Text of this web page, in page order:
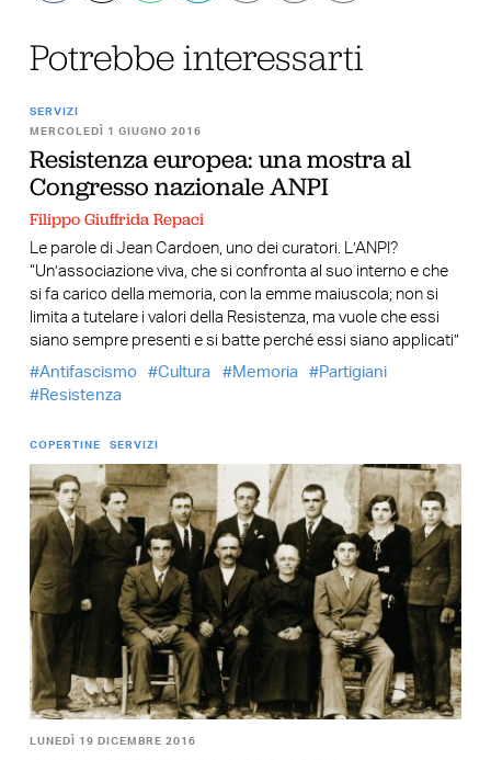
Potrebbe interessarti
SERVIZI
MERCOLEDÌ 1 GIUGNO 2016
Resistenza europea: una mostra al
Congresso nazionale ANPI
Filippo Giuffrida Repaci
Le parole di Jean Cardoen, uno dei curatori. L’ANPI?
“Un’associazione viva, che si confronta al suo interno e che
si fa carico della memoria, con la emme maiuscola; non si
limita a tutelare i valori della Resistenza, ma vuole che essi
siano sempre presenti e si batte perché essi siano applicati”
Antifascismo
Cultura Memoria
Partigiani
Resistenza
COPERTINE SERVIZI
LUNEDÌ 19 DICEMBRE 2016